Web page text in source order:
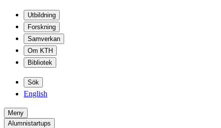
Utbildning
Forskning
Samverkan
Om KTH
Bibliotek
Sök
English
Meny
Alumnistartups